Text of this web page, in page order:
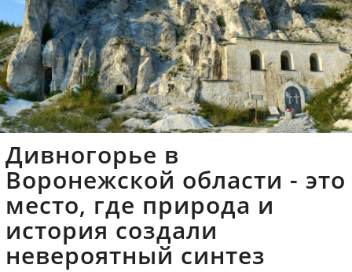
Дивногорье в
Воронежской области - это
место, где природа и
история создали
невероятный синтез